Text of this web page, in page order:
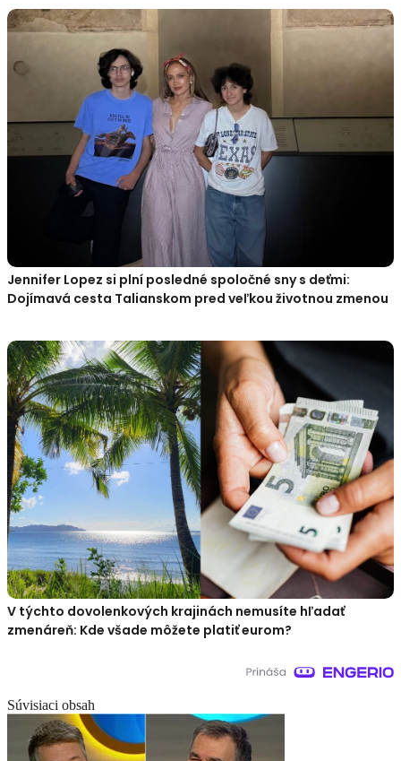
Jennifer Lopez si plní posledné spoločné sny s deťmi:
Dojímavá cesta Talianskom pred veľkou životnou zmenou
V týchto dovolenkových krajinách nemusíte hľadať
zmenáreň: Kde všade môžete platiť eurom?
Súvisiaci obsah